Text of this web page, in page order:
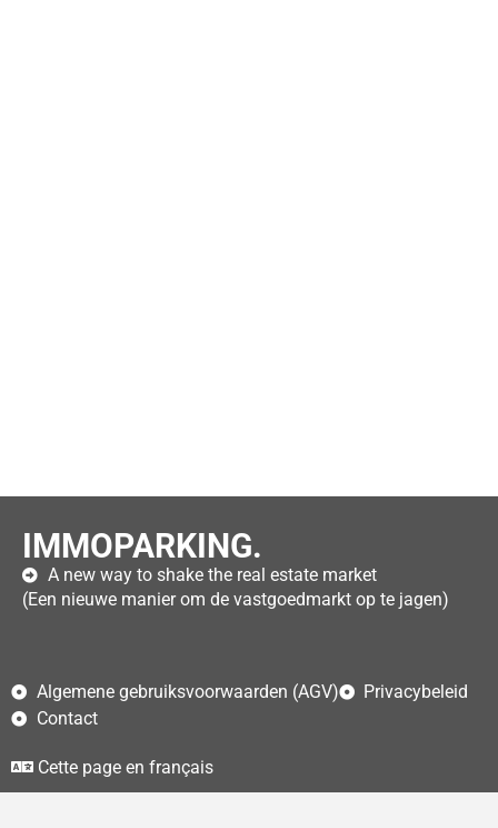
IMMOPARKING.
A new way to shake the real estate market
(Een nieuwe manier om de vastgoedmarkt op te jagen)
Algemene gebruiksvoorwaarden (AGV)
Privacybeleid
Contact
Cette page en français